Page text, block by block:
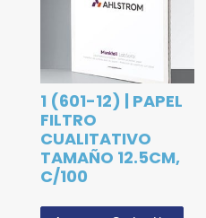
1 (601-12) | PAPEL
FILTRO
CUALITATIVO
TAMAÑO 12.5CM,
C/100